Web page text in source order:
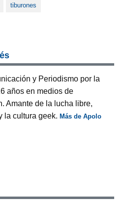
tiburones
y Periodismo por la
años en medios de
Amante de la lucha libre,
la cultura geek.Más de Apolo